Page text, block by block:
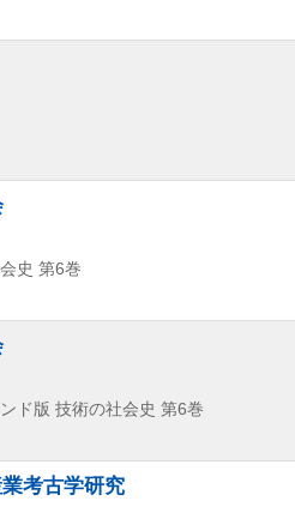
史 第6巻
ド版 技術の社会史 第6巻
考古学研究